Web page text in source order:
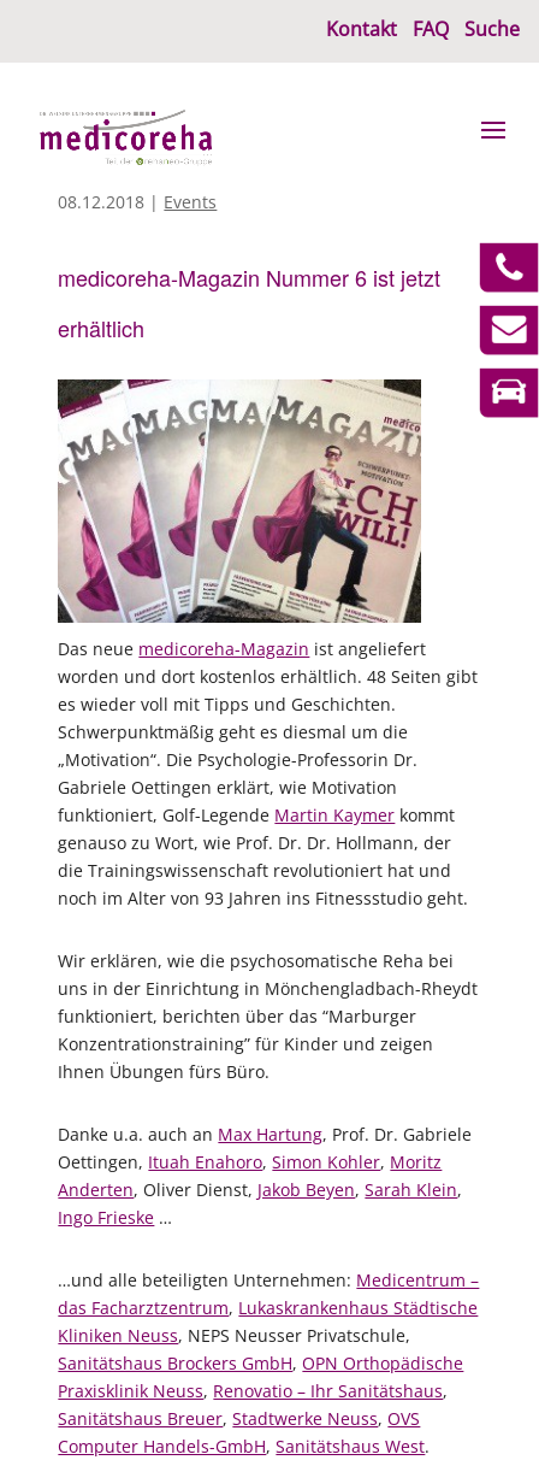
Kontakt FAQ Suche
08.12.2018 | Events
medicoreha-Magazin Nummer 6 ist jetzt
erhältlich
Das neue medicoreha-Magazin ist angeliefert
worden und dort kostenlos erhältlich. 48 Seiten gibt
es wieder voll mit Tipps und Geschichten.
Schwerpunktmäßig geht es diesmal um die
„Motivation“. Die Psychologie-Professorin Dr.
Gabriele Oettingen erklärt, wie Motivation
funktioniert, Golf-Legende Martin Kaymer kommt
genauso zu Wort, wie Prof. Dr. Dr. Hollmann, der
die Trainingswissenschaft revolutioniert hat und
noch im Alter von 93 Jahren ins Fitnessstudio geht.
Wir erklären, wie die psychosomatische Reha bei
uns in der Einrichtung in Mönchengladbach-Rheydt
funktioniert, berichten über das “Marburger
Konzentrationstraining” für Kinder und zeigen
Ihnen Übungen fürs Büro.
Danke u.a. auch an Max Hartung, Prof. Dr. Gabriele
Oettingen, Ituah Enahoro,Simon Kohler, Moritz
Anderten, Oliver Dienst, Jakob Beyen,Sarah Klein,
Ingo Frieske …
…und alle beteiligten Unternehmen: Medicentrum –
das Facharztzentrum, Lukaskrankenhaus Städtische
Kliniken Neuss, NEPS Neusser Privatschule,
Sanitätshaus Brockers GmbH,OPN Orthopädische
Praxisklinik Neuss, Renovatio – Ihr Sanitätshaus,
Sanitätshaus Breuer,Stadtwerke Neuss,OVS
Computer Handels-GmbH,Sanitätshaus West.